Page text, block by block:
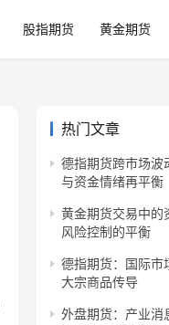
股指期货 黄金期货
热门文章
德指期货跨市场波
与资金情绪再平衡
黄金期货交易中的
风险控制的平衡
德指期货：国际市
大宗商品传导
外盘期货：产业消